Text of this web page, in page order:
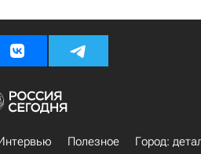
Полезное
Город: